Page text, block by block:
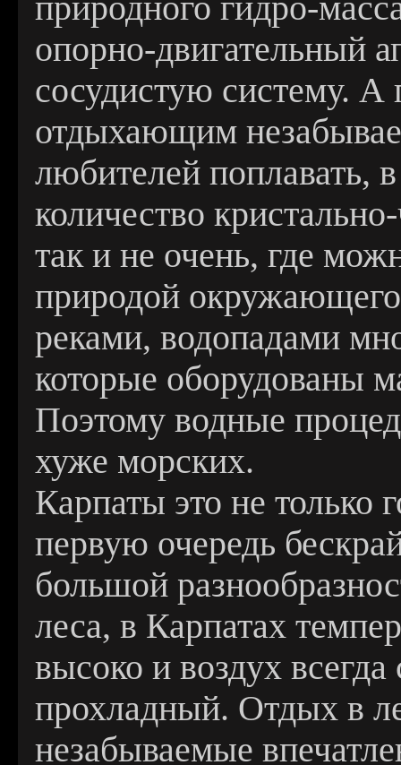
природного гидро-
опорно-двигательный
сосудистую систему. А
отдыхающим
любителей поплавать,
количество
так и не очень, где
природой
реками, водопадами
которые оборудованы
Поэтому водные
хуже морских.
Карпаты это не только
первую очередь
большой
леса, в Карпатах
высоко и воздух
прохладный. Отдых в
незабываемые